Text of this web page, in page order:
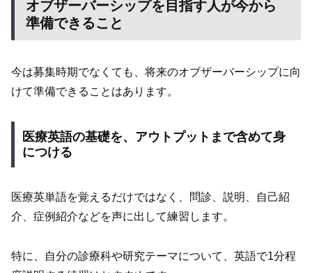
オブザーバーシップを目指す人が今から
準備できること
今は募集時期でなくても、将来のオブザーバーシップに向
けて準備できることはあります。
医療英語の基礎を、アウトプットまで含めて身
につける
医療英単語を覚えるだけではなく、問診、説明、自己紹
介、症例紹介などを声に出して練習します。
特に、自分の診療科や研究テーマについて、英語で1分程